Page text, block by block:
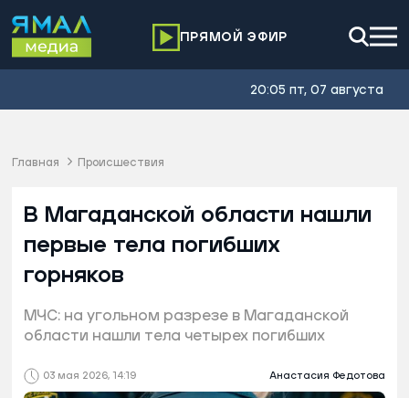
ПРЯМОЙ ЭФИР
20:05 пт, 07 августа
Главная Происшествия
03 мая 2026, 14:19 Анастасия Федотова
В Магаданской области нашли
первые тела погибших
горняков
МЧС: на угольном разрезе в Магаданской
области нашли тела четырех погибших